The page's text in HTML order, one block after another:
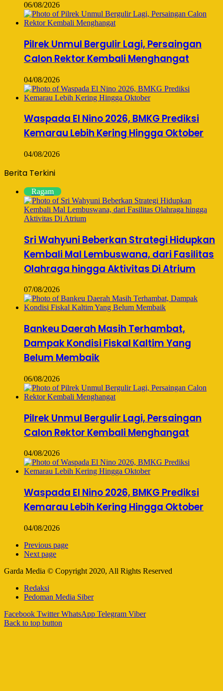
06/08/2026
Pilrek Unmul Bergulir Lagi, Persaingan
Calon Rektor Kembali Menghangat
04/08/2026
Waspada El Nino 2026, BMKG Prediksi
Kemarau Lebih Kering Hingga Oktober
04/08/2026
Berita Terkini
Ragam
Sri Wahyuni Beberkan Strategi Hidupkan
Kembali Mal Lembuswana, dari Fasilitas
Olahraga hingga Aktivitas Di Atrium
07/08/2026
Bankeu Daerah Masih Terhambat,
Dampak Kondisi Fiskal Kaltim Yang
Belum Membaik
06/08/2026
Pilrek Unmul Bergulir Lagi, Persaingan
Calon Rektor Kembali Menghangat
04/08/2026
Waspada El Nino 2026, BMKG Prediksi
Kemarau Lebih Kering Hingga Oktober
04/08/2026
Previous page
Next page
Garda Media © Copyright 2020, All Rights Reserved
Redaksi
Pedoman Media Siber
Facebook Twitter WhatsApp Telegram Viber
Back to top button